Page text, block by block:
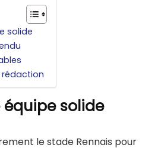
solide
rédaction
équipe solide
le stade Rennais pour